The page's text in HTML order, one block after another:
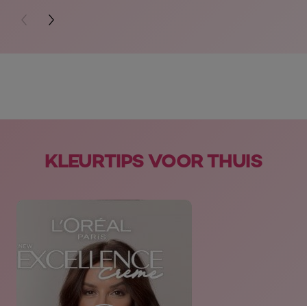
PREVIOUS CARD
NEXT CARD
KLEURTIPS VOOR THUIS